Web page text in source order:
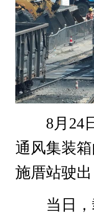
8月24日
通风集装
施厝站驶出
当日，